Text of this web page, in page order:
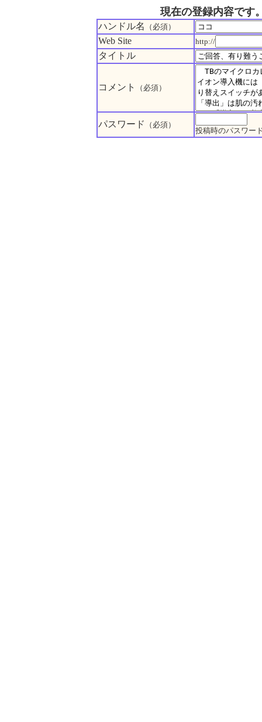
現在の登録内容です
ハンドル名 （必須）
Web Site http://
タイトル
コメント （必須）
パスワード （必須）
投稿時のパスワー